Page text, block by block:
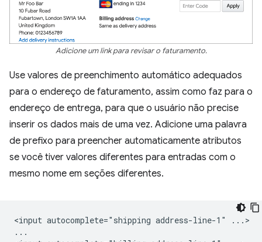
Adicione um link para revisar o faturamento.
Use valores de preenchimento automático adequados
para o endereço de faturamento, assim como faz para o
endereço de entrega, para que o usuário não precise
inserir os dados mais de uma vez. Adicione uma palavra
de prefixo para preencher automaticamente atributos
se você tiver valores diferentes para entradas com o
mesmo nome em seções diferentes.
<input autocomplete="shipping address-line-1" ...>
...